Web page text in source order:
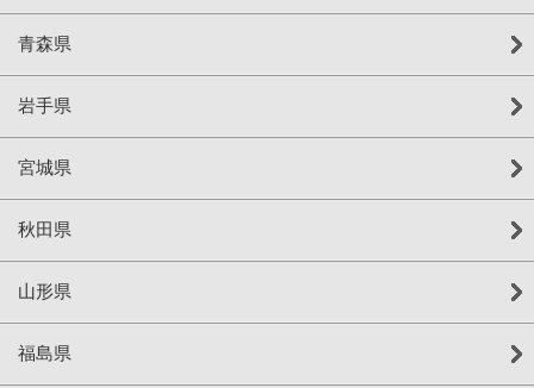
青森県
岩手県
宮城県
秋田県
山形県
福島県